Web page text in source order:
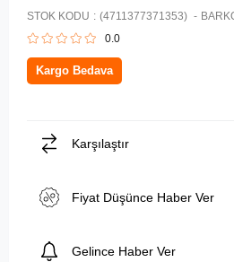
STOK KODU (4711377371353)
0.0
Kargo Bedava
Karşılaştır
Fiyat Düşünce Haber Ver
Gelince Haber Ver